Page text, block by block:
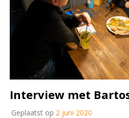
Interview met
Geplaatst op 2 juni 2020